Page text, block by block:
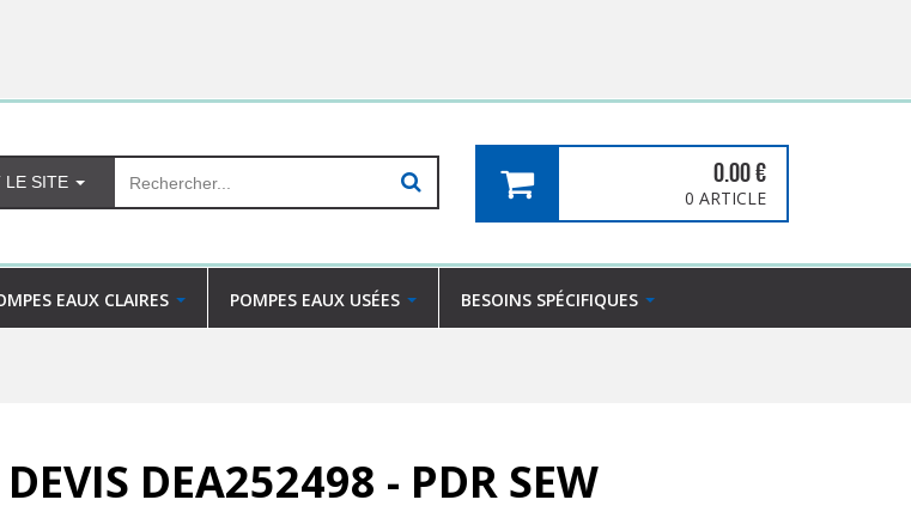
0.00€
0 ARTICLE
LE SITE
EAUX CLAIRES POMPES EAUX USÉES BESOINS SPÉCIFIQUES
DEVIS DEA252498 - PDR SEW